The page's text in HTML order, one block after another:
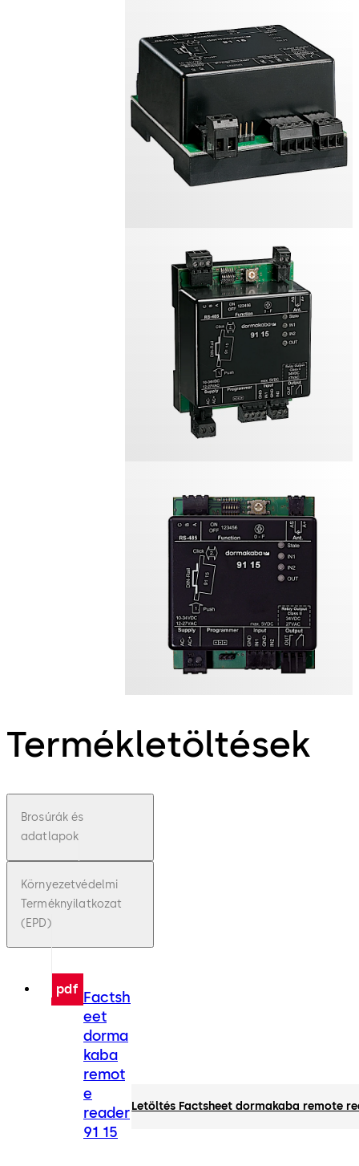
Termékletöltések
Brosúrák és
adatlapok
Környezetvédelmi
Terméknyilatkozat
(EPD)
pdf Factsh
eet
dorma
kaba
remot
e
reader
91 15
Letöltés Factsheet dormakaba remote